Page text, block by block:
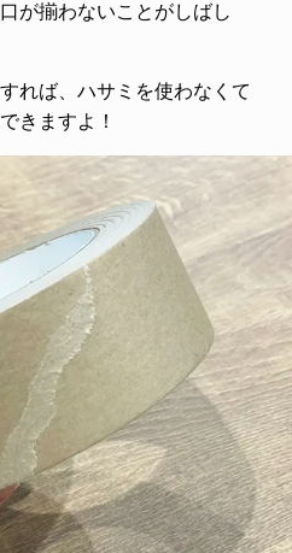
が揃わないことがしばし
れば、ハサミを使わなくて
きますよ！